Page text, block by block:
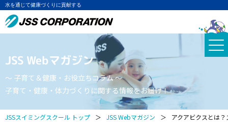
水を通じて健康づくりに貢献する
JSS Webマガジン
～ 子育て＆健康・お役立ちコラム ～
子育て・健康・体力づくりに関する情報をお届け！
JSSスイミングスクール トップ ＞ JSS Webマガジン ＞ アクアビクスとは